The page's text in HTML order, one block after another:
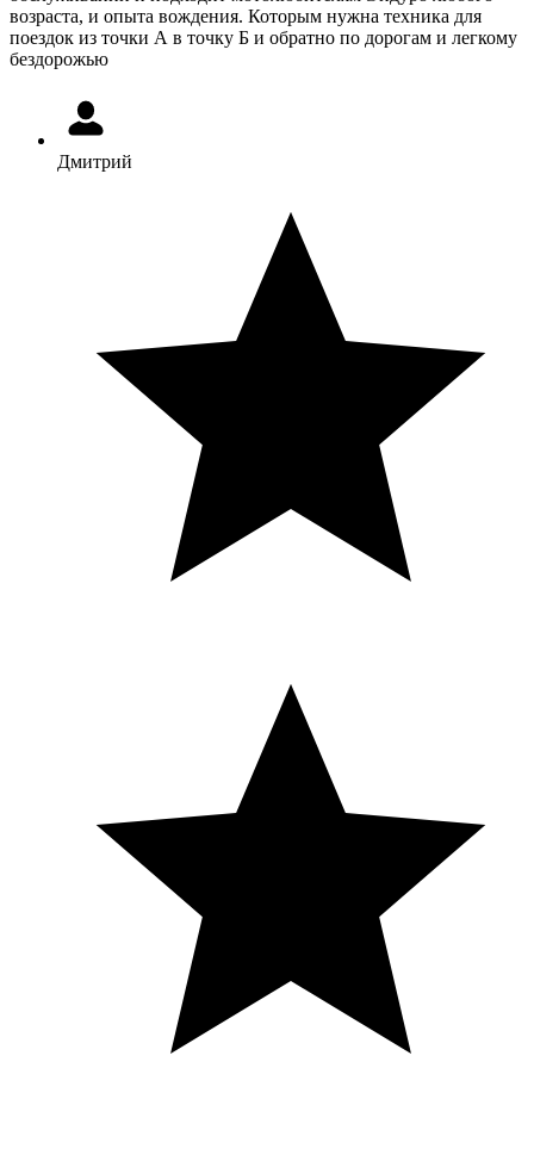
возраста, и опыта вождения. Которым нужна техника для
поездок из точки А в точку Б и обратно по дорогам и легкому
бездорожью
Дмитрий